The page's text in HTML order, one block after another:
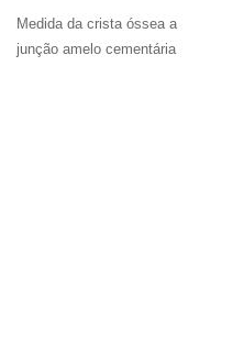
Medida da crista óssea a
junção amelo cementária